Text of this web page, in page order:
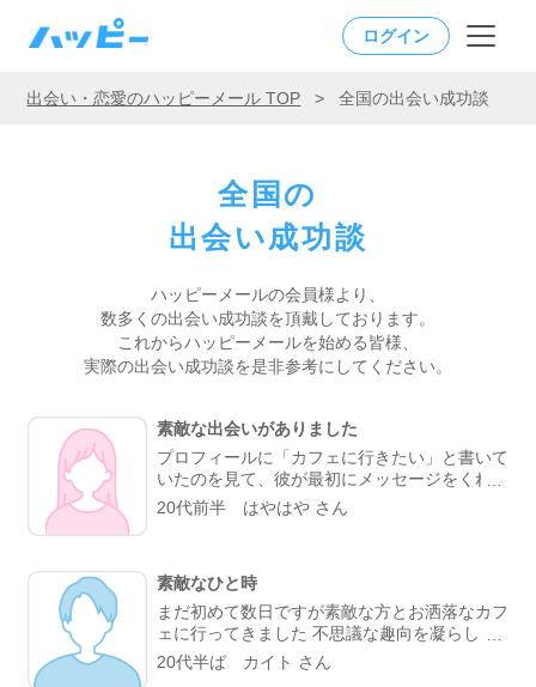
ログイン
出会い・恋愛のハッピーメール TOP > 全国の出会い成功談
全国の
出会い成功談
ハッピーメールの会員様より、
数多くの出会い成功談を頂戴しております。
これからハッピーメールを始める皆様、
実際の出会い成功談を是非参考にしてください。
素敵な出会いがありました
プロフィールに「カフェに行きたい」と書いて
いたのを見て、彼が最初にメッセージをくれま
した。やり取りしていく中で、彼がよく行くら
しいカフェが、実は私も好きなお店だと分かっ
ジが盛り上がり嬉しかったです。 カフェに誘
ってもらい、実際にお会いするととっても話し
やすくて、時間があっという間。 少し年上で
したが、気を使わずに話せる感じが心地よく
て、「また会いたいな」と素直に伝えました。
20代前半 はやはや さん
素敵なひと時
まだ初めて数日ですが素敵な方とお洒落なカフ
ェに行ってきました 不思議な趣向を凝らした
カフェで過ごす時間はとてもリラックスできま
した 真面目な出会いがちゃんとあることが分
20代半ば カイト さん